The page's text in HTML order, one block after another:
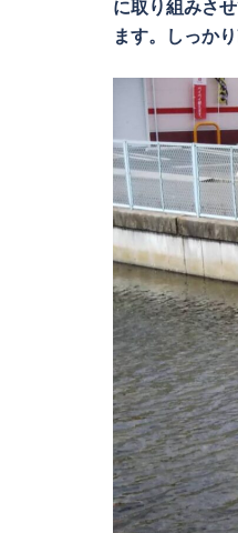
に取り組みさ
ます。しっか